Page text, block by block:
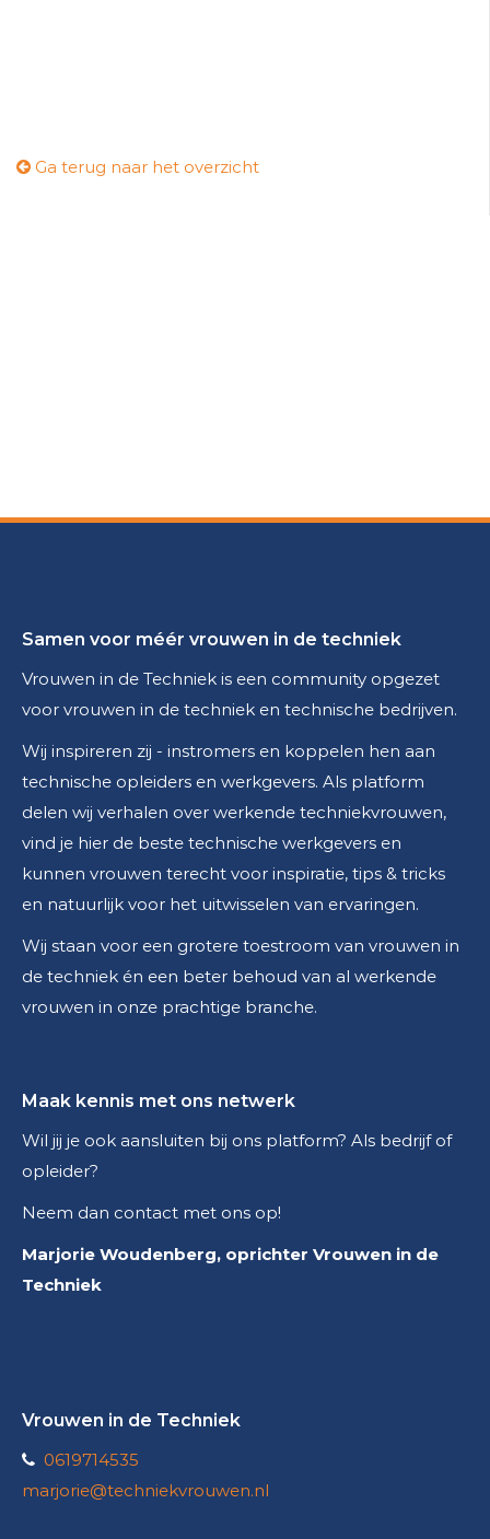
Ga terug naar het overzicht
Samen voor méér vrouwen in de techniek
Vrouwen in de Techniek is een community opgezet
voor vrouwen in de techniek en technische bedrijven.
Wij inspireren zij - instromers en koppelen hen aan
technische opleiders en werkgevers. Als platform
delen wij verhalen over werkende techniekvrouwen,
vind je hier de beste technische werkgevers en
kunnen vrouwen terecht voor inspiratie, tips & tricks
en natuurlijk voor het uitwisselen van ervaringen.
Wij staan voor een grotere toestroom van vrouwen in
de techniek én een beter behoud van al werkende
vrouwen in onze prachtige branche.
Maak kennis met ons netwerk
Wil jij je ook aansluiten bij ons platform? Als bedrijf of
opleider?
Neem dan contact met ons op!
Marjorie Woudenberg, oprichter Vrouwen in de
Techniek
Vrouwen in de Techniek
0619714535
marjorie@techniekvrouwen.nl